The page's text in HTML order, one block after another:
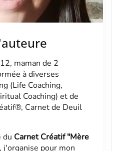
maman de 2
à diverses
(Life Coaching,
Coaching) et de
Carnet de Deuil
du Carnet Créatif "Mère
pour mon